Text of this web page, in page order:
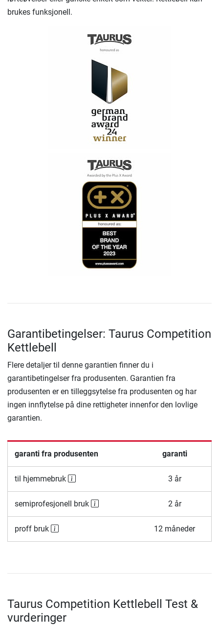
brukes funksjonell.
Garantibetingelser: Taurus Competition
Kettlebell
Flere detaljer til denne garantien finner du i
garantibetingelser fra produsenten. Garantien fra
produsenten er en tilleggsytelse fra produsenten og har
ingen innflytelse på dine rettigheter innenfor den lovlige
garantien.
garanti fra produsenten garanti
til hjemmebruk 3 år
semiprofesjonell bruk 2 år
proff bruk 12 måneder
Taurus Competition Kettlebell Test &
vurderinger